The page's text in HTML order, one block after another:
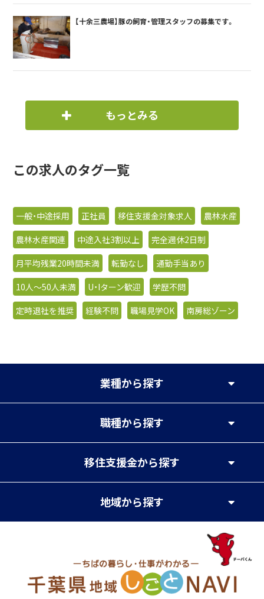
【十余三農場】豚の飼育・管理スタッフの募集です。
もっとみる
この求人のタグ一覧
一般・中途採用 正社員 移住支援金対象求人
農林水産
農林水産関連
中途入社3割以上
完全週休2日制
月平均残業20時間未満
転勤なし
通勤手当あり
10人〜50人未満
U・Iターン歓迎
学歴不問
定時退社を推奨
経験不問 職場見学OK 南房総ゾーン
業種から探す
職種から探す
移住支援金から探す
地域から探す